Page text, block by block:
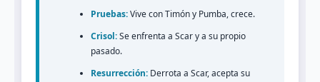
Pruebas:Vive con Timón y Pumba, crece.
Crisol:Se enfrenta a Scar y a su propio
pasado.
Resurrección: Derrota a Scar, acepta su